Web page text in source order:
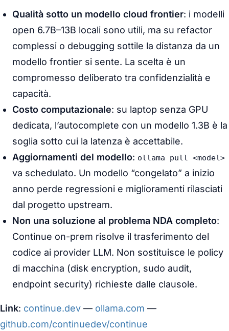
Qualità sotto un modello cloud frontier: i modelli
open 6.7B–13B locali sono utili, ma su refactor
complessi o debugging sottile la distanza da un
modello frontier si sente. La scelta è un
compromesso deliberato tra confidenzialità e
capacità.
Costo computazionale: su laptop senza GPU
dedicata, l’autocomplete con un modello 1.3B è la
soglia sotto cui la latenza è accettabile.
Aggiornamenti del modello: ollama pull <model>
va schedulato. Un modello “congelato” a inizio
anno perde regressioni e miglioramenti rilasciati
dal progetto upstream.
Non una soluzione al problema NDA completo:
Continue on-prem risolve il trasferimento del
codice ai provider LLM. Non sostituisce le policy
di macchina (disk encryption, sudo audit,
endpoint security) richieste dalle clausole.
Link: continue.dev — ollama.com —
github.com/continuedev/continue